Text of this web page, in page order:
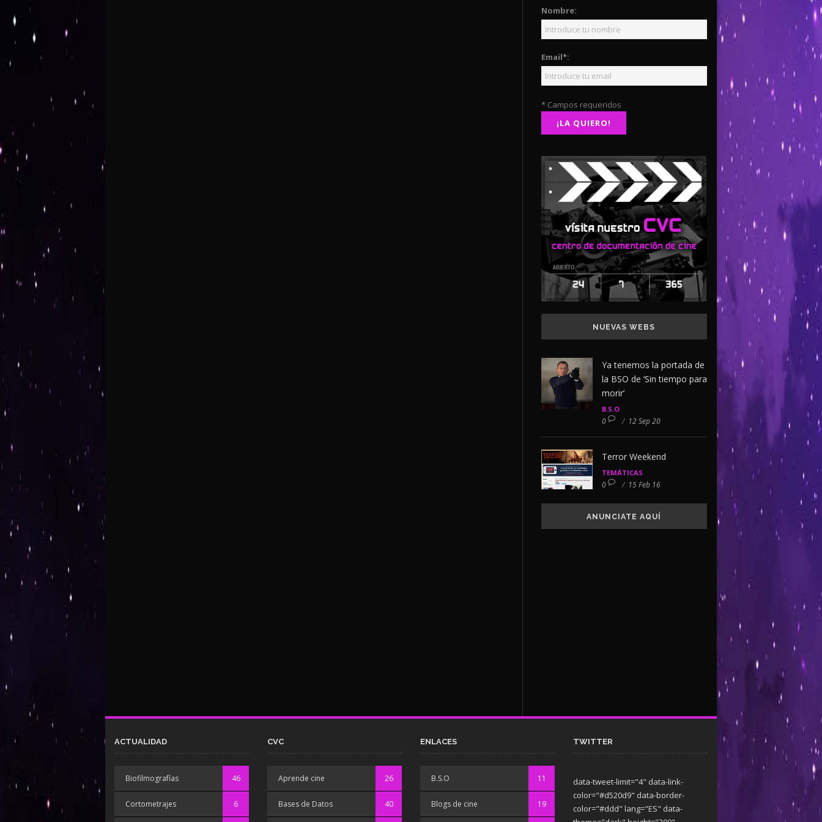
Nombre:
Email*:
* Campos requeridos
NUEVAS WEBS
Ya tenemos la portada de
la BSO de ‘Sin tiempo para
morir’
B.S.O
0 / 12 Sep 20
Terror Weekend
TEMÁTICAS
0 / 15 Feb 16
ANUNCIATE AQUÍ
ACTUALIDAD
Biofilmografías 46
Cortometrajes 6
CVC
Aprende cine 26
Bases de Datos 40
ENLACES
B.S.O 11
Blogs de cine 19
TWITTER
data-tweet-limit="4" data-link-
color="#d520d9" data-border-
color="#ddd" lang="ES" data-